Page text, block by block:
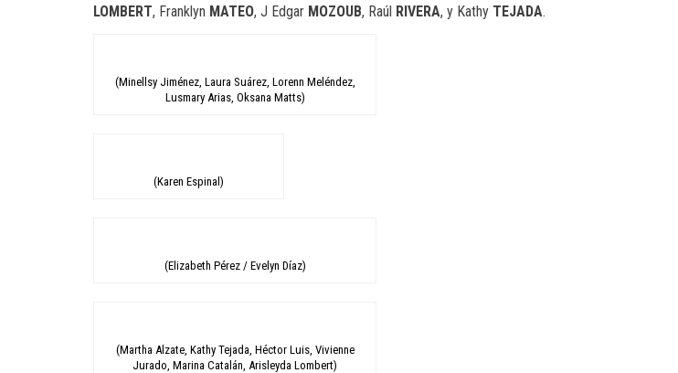
LOMBERT, Franklyn MATEO, J Edgar MOZOUB, Raúl RIVERA, y Kathy TEJADA.
(Minellsy Jiménez, Laura Suárez, Lorenn Meléndez,
Lusmary Arias, Oksana Matts)
(Karen Espinal)
(Elizabeth Pérez / Evelyn Díaz)
(Martha Alzate, Kathy Tejada, Héctor Luis, Vivienne
Jurado, Marina Catalán, Arisleyda Lombert)